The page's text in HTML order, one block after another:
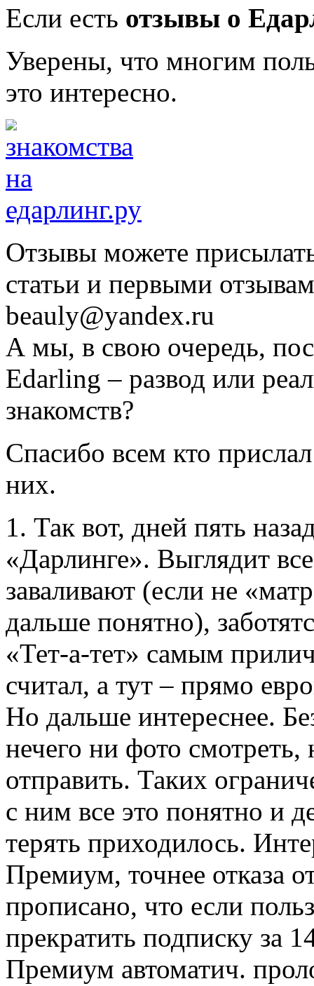
Если есть отзывы о
Уверены, что многим
это интересно.
Отзывы можете
статьи и первыми
beauly@yandex.ru
А мы, в свою очередь,
Edarling – развод или
знакомств?
Спасибо всем кто
них.
1. Так вот, дней пять
«Дарлинге». Выглядит
заваливают (если не
дальше понятно),
«Тет-а-тет» самым
считал, а тут – прямо
Но дальше интереснее.
нечего ни фото
отправить. Таких
с ним все это понятно и
терять приходилось.
Премиум, точнее отказа
прописано, что если
прекратить подписку за
Премиум автоматич.